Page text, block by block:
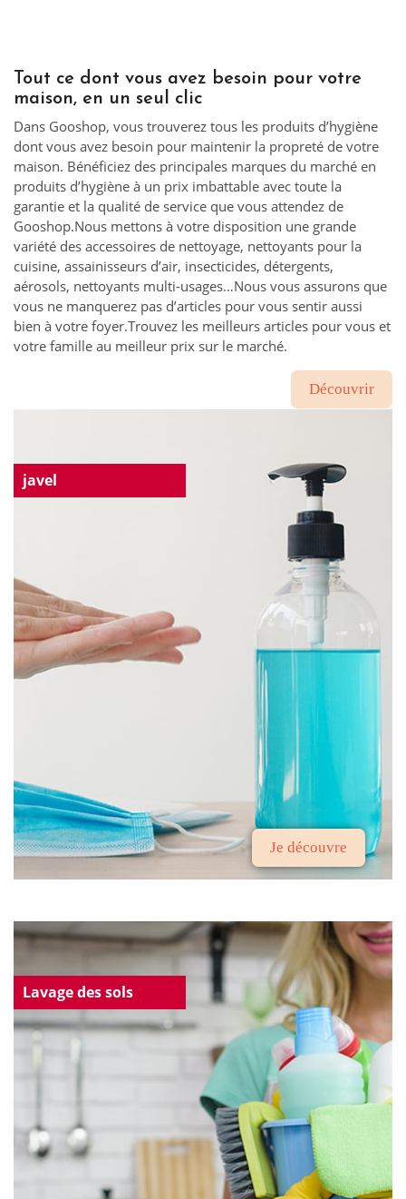
Tout ce dont vous avez besoin pour votre
maison, en un seul clic
Dans Gooshop, vous trouverez tous les produits d’hygiène
dont vous avez besoin pour maintenir la propreté de votre
maison. Bénéficiez des principales marques du marché en
produits d’hygiène à un prix imbattable avec toute la
garantie et la qualité de service que vous attendez de
Gooshop.Nous mettons à votre disposition une grande
variété des accessoires de nettoyage, nettoyants pour la
cuisine, assainisseurs d’air, insecticides, détergents,
aérosols, nettoyants multi-usages…Nous vous assurons que
vous ne manquerez pas d’articles pour vous sentir aussi
bien à votre foyer.Trouvez les meilleurs articles pour vous et
votre famille au meilleur prix sur le marché.
Découvrir
javel
Je découvre
Lavage des sols